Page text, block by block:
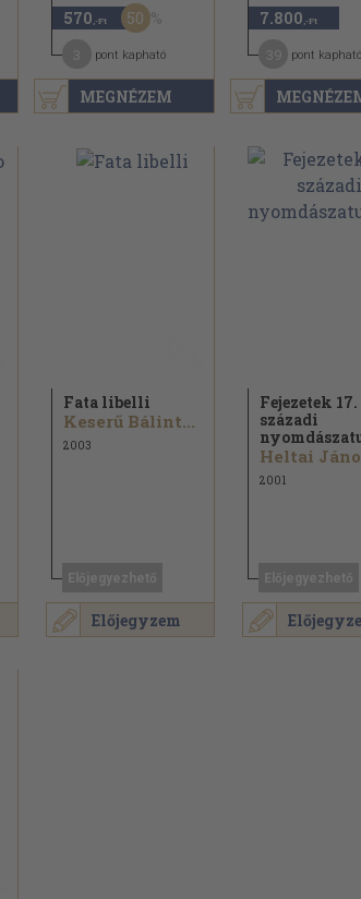
MEGNÉZEM
570 ,-Ft 50
pont kapható
7.800 ,-Ft
pont kapható
Előjegyzem
Fata libelli
Keserű Bálint...
2003
Fejezetek 17.
századi
Heltai
2001